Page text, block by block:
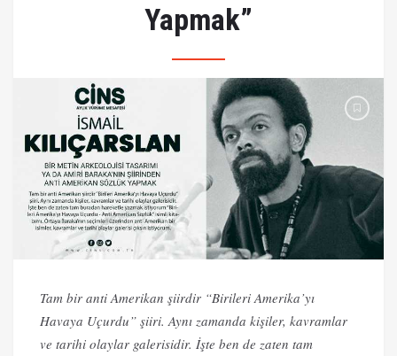
Yapmak”
Tam bir anti Amerikan şiirdir “Birileri Amerika’yı
Havaya Uçurdu” şiiri. Aynı zamanda kişiler, kavramlar
ve tarihi olaylar galerisidir. İşte ben de zaten tam